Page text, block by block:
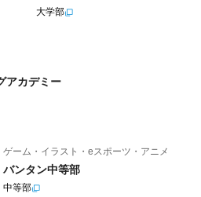
大学部
アカデミー
ゲーム・イラスト・eスポーツ・アニメ
バンタン中等部
中等部